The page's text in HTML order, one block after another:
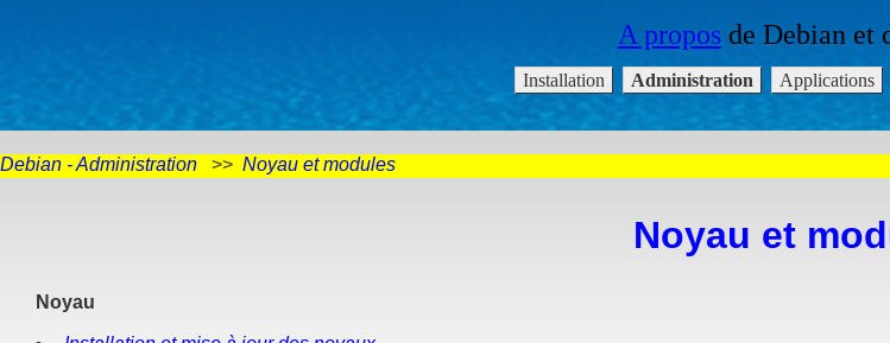
Debian - Administration >> Noyau et modules
Noyau et
Noyau